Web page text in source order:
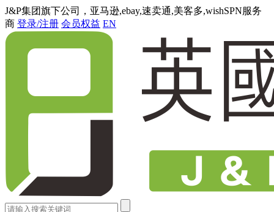
J&P集团旗下公司，亚马逊,ebay,速卖通,美客多,wishSPN服务
商 登录/注册 会员权益 EN